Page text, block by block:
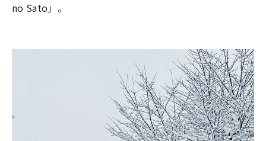
no Sato」。